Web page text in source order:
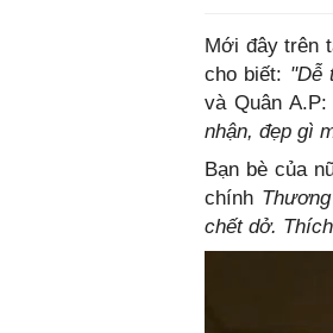
Mới đây trên
cho biết: "Dễ
và Quân A.P:
nhận, đẹp gì
Bạn bè của
chính
chết dở.